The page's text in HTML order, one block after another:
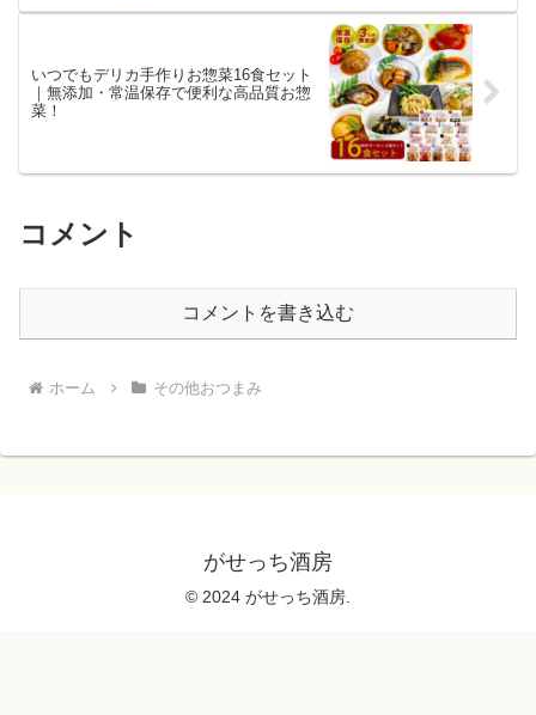
いつでもデリカ手作りお惣菜16食セット
｜無添加・常温保存で便利な高品質お惣
菜！
コメント
コメントを書き込む
ホーム その他おつまみ
がせっち酒房
© 2024 がせっち酒房.